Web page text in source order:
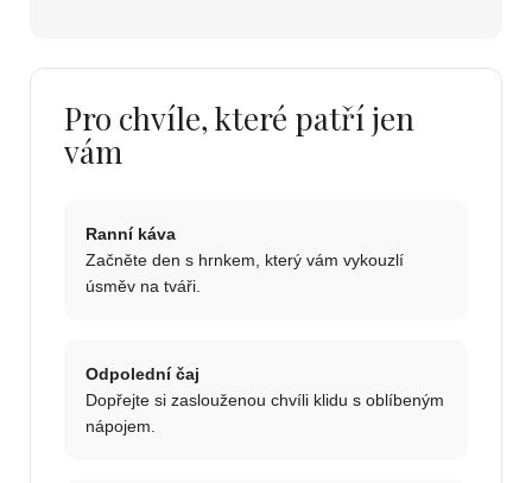
Pro chvíle, které patří jen
vám
Ranní káva
Začněte den s hrnkem, který vám vykouzlí
úsměv na tváři.
Odpolední čaj
Dopřejte si zaslouženou chvíli klidu s oblíbeným
nápojem.